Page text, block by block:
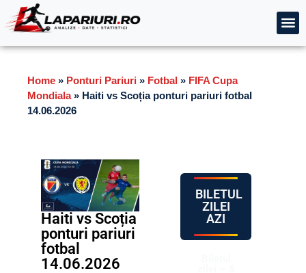
Home » Ponturi Pariuri » Fotbal » FIFA Cupa
Mondiala» Haiti vs Scoția ponturi pariuri fotbal
14.06.2026
Haiti vs Scoția
ponturi pariuri
fotbal
14.06.2026
BILETUL
ZILEI
AZI